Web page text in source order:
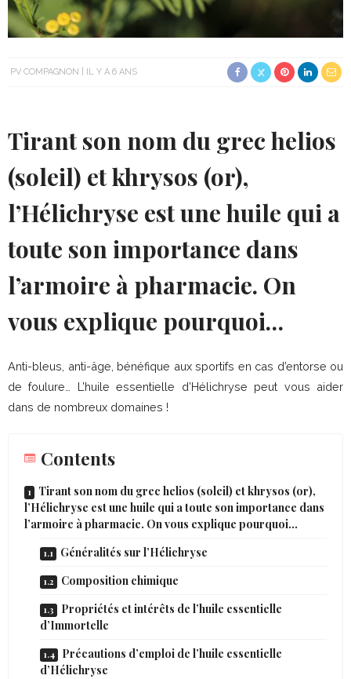
PV COMPAGNON IL Y A 6 ANS
Tirant son nom du grec helios
(soleil) et khrysos (or),
l’Hélichryse est une huile qui a
toute son importance dans
l’armoire à pharmacie. On
vous explique pourquoi…
Anti-bleus, anti-âge, bénéfique aux sportifs en cas d’entorse ou
de foulure… L’huile essentielle d’Hélichryse peut vous aider
dans de nombreux domaines !
Contents
Tirant son nom du grec helios (soleil) et khrysos (or),
l’Hélichryse est une huile qui a toute son importance dans
l’armoire à pharmacie. On vous explique pourquoi…
Généralités sur l’Hélichryse
Composition chimique
Propriétés et intérêts de l’huile essentielle
d’Immortelle
Précautions d’emploi de l’huile essentielle
d’Hélichryse